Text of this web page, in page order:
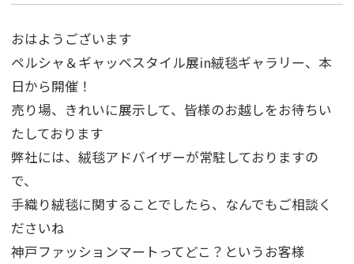
おはようございます
ペルシャ＆ギャッベスタイル展in絨毯ギャラリー、本
日から開催！
売り場、きれいに展示して、皆様のお越しをお待ちい
たしております
弊社には、絨毯アドバイザーが常駐しておりますの
で、
手織り絨毯に関することでしたら、なんでもご相談く
ださいね
神戸ファッションマートってどこ？というお客様